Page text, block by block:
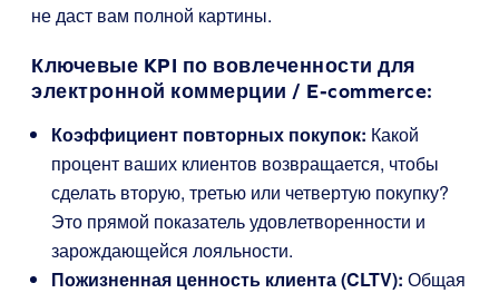
не даст вам полной картины.
Ключевые KPI по вовлеченности для
электронной коммерции / E-commerce:
Коэффициент повторных покупок: Какой
процент ваших клиентов возвращается, чтобы
сделать вторую, третью или четвертую покупку?
Это прямой показатель удовлетворенности и
зарождающейся лояльности.
Пожизненная ценность клиента (CLTV): Общая